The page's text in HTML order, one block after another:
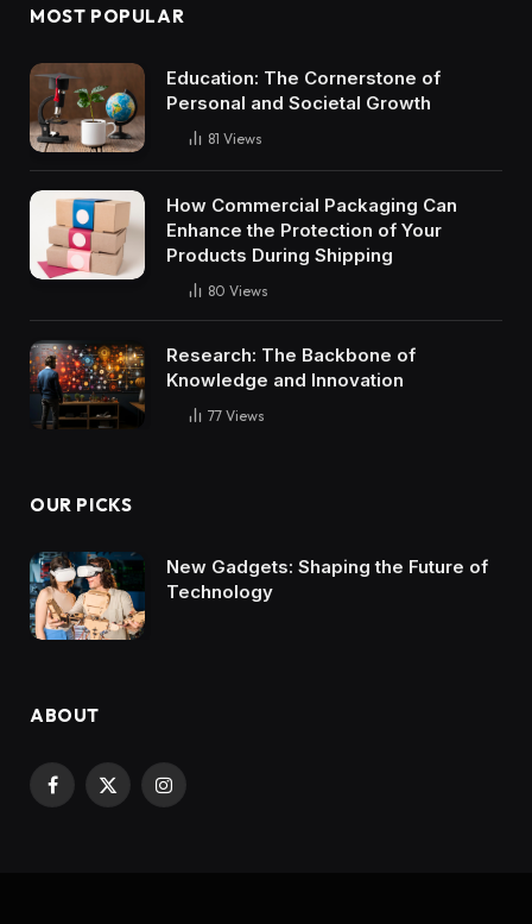
MOST POPULAR
Education: The Cornerstone of
Personal and Societal Growth
81 Views
How Commercial Packaging Can
Enhance the Protection of Your
Products During Shipping
80 Views
Research: The Backbone of
Knowledge and Innovation
77 Views
OUR PICKS
New Gadgets: Shaping the Future of
Technology
ABOUT
Facebook
X
Instagram